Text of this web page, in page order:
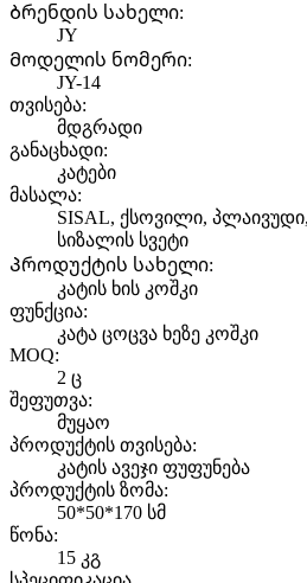
Ბრენდის სახელი:
JY
Მოდელის ნომერი:
JY-14
თვისება:
მდგრადი
განაცხადი:
კატები
მასალა:
SISAL, ქსოვილი,
სიზალის სვეტი
Პროდუქტის სახელი:
კატის ხის კოშკი
ფუნქცია:
კატა ცოცვა ხეზე კოშკი
MOQ:
2 ც
შეფუთვა:
მუყაო
პროდუქტის თვისება:
კატის ავეჯი ფუფუნება
პროდუქტის ზომა:
50*50*170 სმ
წონა:
15 კგ